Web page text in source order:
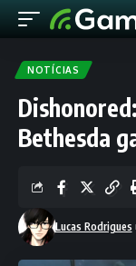
NOTÍCIAS
Bethesda
Lucas Rodrigues